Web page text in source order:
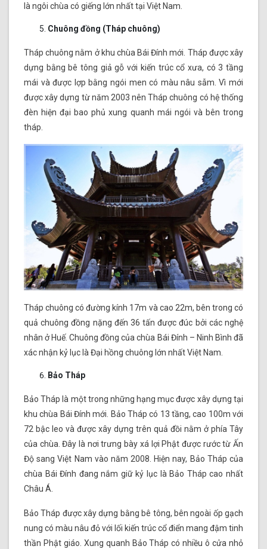
là ngôi chùa có giếng lớn nhất tại Việt Nam.
Chuông đồng (Tháp chuông)
Tháp chuông nằm ở khu chùa Bái Đính mới. Tháp được xây
dựng bằng bê tông giả gỗ với kiến trúc cổ xưa, có 3 tầng
mái và được lợp bằng ngói men có màu nâu sẫm. Vì mới
được xây dựng từ năm 2003 nên Tháp chuông có hệ thống
đèn hiện đại bao phủ xung quanh mái ngói và bên trong
tháp.
Tháp chuông có đường kính 17m và cao 22m, bên trong có
quả chuông đồng nặng đến 36 tấn được đúc bởi các nghệ
nhân ở Huế. Chuông đồng của chùa Bái Đính – Ninh Bình đã
xác nhận kỷ lục là Đại hồng chuông lớn nhất Việt Nam.
Bảo Tháp
Bảo Tháp là một trong những hạng mục được xây dựng tại
khu chùa Bái Đính mới. Bảo Tháp có 13 tầng, cao 100m với
72 bậc leo và được xây dựng trên quả đồi nằm ở phía Tây
của chùa. Đây là nơi trưng bày xá lợi Phật được rước từ Ấn
Độ sang Việt Nam vào năm 2008. Hiện nay, Bảo Tháp của
chùa Bái Đính đang nắm giữ kỷ lục là Bảo Tháp cao nhất
Châu Á.
Bảo Tháp được xây dựng bằng bê tông, bên ngoài ốp gạch
nung có màu nâu đỏ với lối kiến trúc cổ điển mang đậm tinh
thần Phật giáo. Xung quanh Bảo Tháp có nhiều ô cửa nhỏ